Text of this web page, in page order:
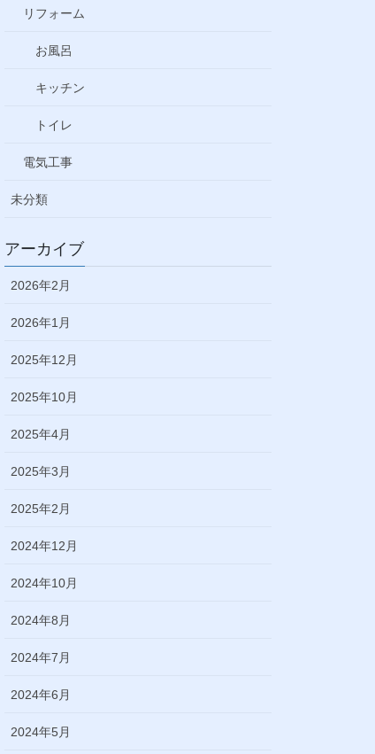
リフォーム
お風呂
キッチン
トイレ
電気工事
未分類
アーカイブ
2026年2月
2026年1月
2025年12月
2025年10月
2025年4月
2025年3月
2025年2月
2024年12月
2024年10月
2024年8月
2024年7月
2024年6月
2024年5月